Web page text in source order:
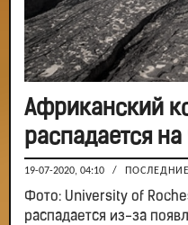
Африканский
распадается
19-07-2020, 04:10 /
Фото: University of
распадается из-за